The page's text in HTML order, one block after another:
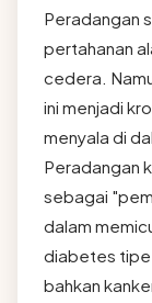
Peradangan
pertahanan
cedera.
ini menjadi
menyala di
Peradangan
sebagai
dalam
diabetes tipe
bahkan